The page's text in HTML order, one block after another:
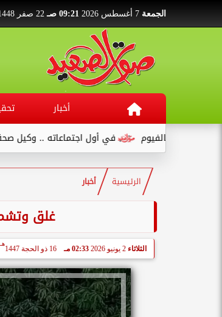
الجمعة 09:21 صـ 22 صفر 1448
أخبار
في أول اجتماعاته .. وكيل صحة قنا يناقش مع عدد من
الرئيسية أخبار
غلق وتشميع 3 حمامات سباحة غير
الثلاثاء 2 يونيو 2026 02:33 مـ 16 ذو الحجة 1447
هـ